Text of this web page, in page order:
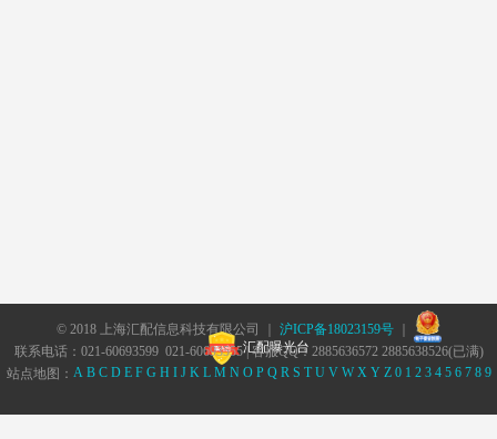
© 2018 上海汇配信息科技有限公司 ｜ 沪ICP备18023159号｜
汇配曝光台
联系电话：021-60693599 021-60693555 | 客服QQ：2885636572 2885638526(已满)
站点地图： A B C D E F G H I J K L M N O P Q R S T U V W X Y Z 0 1 2 3 4 5 6 7 8 9